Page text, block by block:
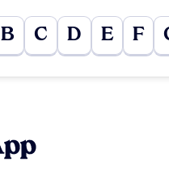
B C D E F